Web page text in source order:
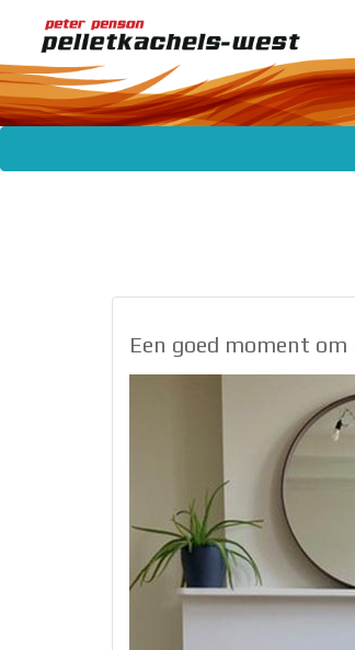
Home
Nordic
Een goed moment